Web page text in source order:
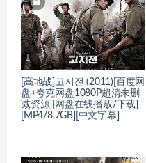
[高地战]고지전 (2011)[百度网
盘+夸克网盘1080P超清未删
减资源][网盘在线播放/下载]
[MP4/8.7GB][中文字幕]